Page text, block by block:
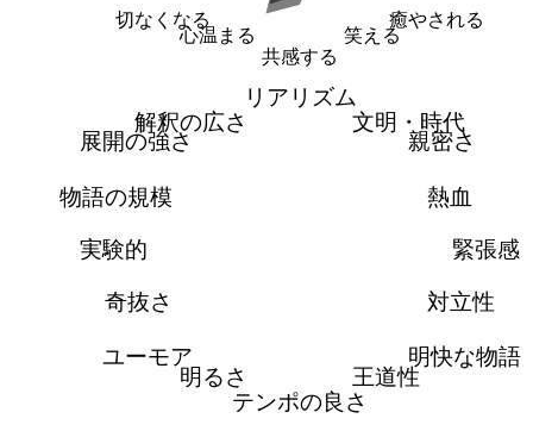
癒やされる
笑える
共感する
心温まる
切なくなる
リアリズム
文明・時代
親密さ
熱血
緊張感
対立性
明快な物語
王道性
テンポの良さ
明るさ
ユーモア
奇抜さ
実験的
物語の規模
展開の強さ
解釈の広さ